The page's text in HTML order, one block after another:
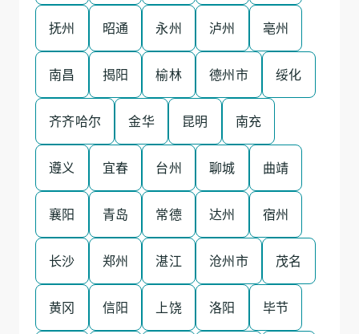
抚州 昭通 永州 泸州 亳州
南昌 揭阳 榆林 德州市 绥化
齐齐哈尔 金华 昆明 南充
遵义 宜春 台州 聊城 曲靖
襄阳 青岛 常德 达州 宿州
长沙 郑州 湛江 沧州市 茂名
黄冈 信阳 上饶 洛阳 毕节